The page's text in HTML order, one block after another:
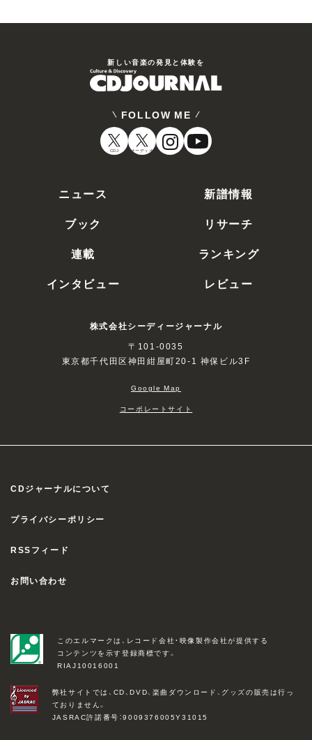
新しい⾳楽の発⾒と体験を
FOLLOW ME
CDJ オーディオ
ニュース
新譜情報
ブック
リサーチ
連載
ランキング
インタビュー
レビュー
株式会社シーディージャーナル
〒101-0035
東京都千代田区神田紺屋町20-1 神保ビル3F
Google Map
コーポレートサイト
CDジャーナルについて
プライバシーポリシー
RSSフィード
お問い合わせ
このエルマークは、レコード会社・映像製作会社が提供する
コンテンツを示す登録商標です。
RIAJ10016001
弊社サイトでは、CD、DVD、楽曲ダウンロード、グッズの販売は行っ
ておりません。
JASRAC許諾番号：9009376005Y31015